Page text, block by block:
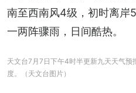
南至西南风4级，初时离岸
一两阵骤雨，日间酷热。
天文台7月7日下午4时半更新九天天气
度。（天文台图片）